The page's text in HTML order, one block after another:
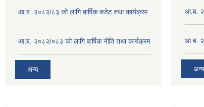
आ.ब. २०८२/८३ को लागि बार्षिक बजेट तथा कार्यक्रम
आ.ब. २०८२/०८३ को लागि वार्षिक नीति तथा कार्यक्रम
अन्य
आ.ब.
आ.ब.
अन्य